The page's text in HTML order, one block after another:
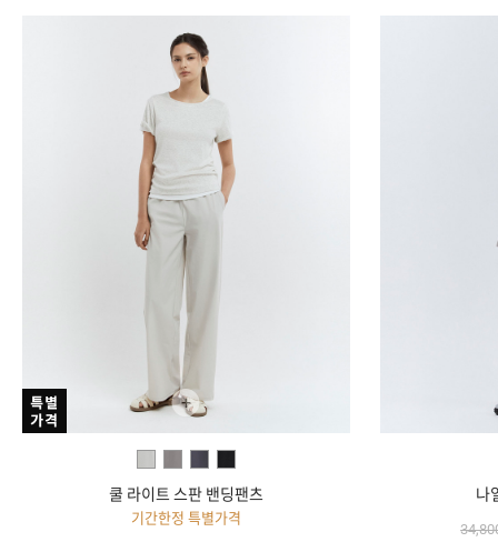
+
쿨 라이트 스판 밴딩팬츠
기간한정 특별가격
나